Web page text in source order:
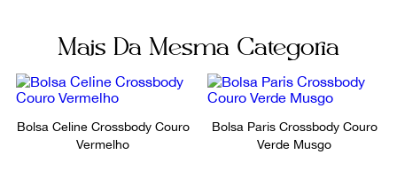
Mais Da Mesma Categoria
Bolsa Celine Crossbody Couro
Vermelho
Bolsa Paris Crossbody Couro
Verde Musgo